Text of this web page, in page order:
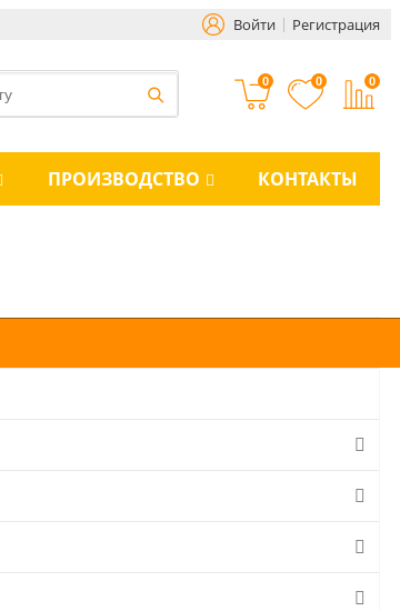
Войти Регистрация
0 0 0
ПРОИЗВОДСТВО КОНТАКТЫ